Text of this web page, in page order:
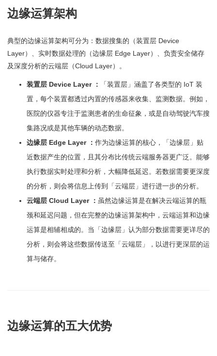
边缘运算架构
典型的边缘运算架构可分为：数据搜集的（装置层 Device
Layer）、实时数据处理的（边缘层 Edge Layer）、负责安全储存
及深度分析的云端层（Cloud Layer）。
装置层 Device Layer ：
「装置层」涵盖了各类型的 IoT 装
置，每个装置都透过内置的传感器来收集、监测数据。例如，
医院的仪器专注于监测患者的生命征象，或是自动驾驶汽车搜
集路况或是其他车辆的动态数据。
边缘层 Edge Layer ： 作为边缘运算的核心，「边缘层」贴
近数据产生的位置，且其分布比传统云端服务器更广泛。能够
执行数据实时处理和分析，大幅降低延迟。若数据需要更深度
的分析，则会将信息上传到「云端层」进行进一步的分析。
云端层 Cloud Layer ： 虽然边缘运算是在解决云端运算的瓶
颈和延迟问题，但在完整的边缘运算架构中，云端运算和边缘
运算是相辅相成的。当「边缘层」认为部分数据需要更详尽的
分析，则会将这些数据传送至「云端层」，以进行更深层的运
算与储存。
边缘运算的五大优势